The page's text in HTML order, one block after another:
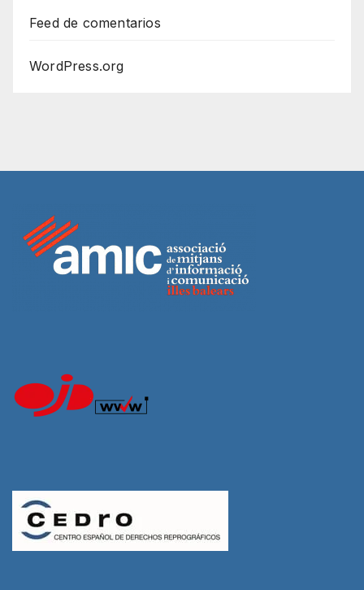
Feed de comentarios
WordPress.org